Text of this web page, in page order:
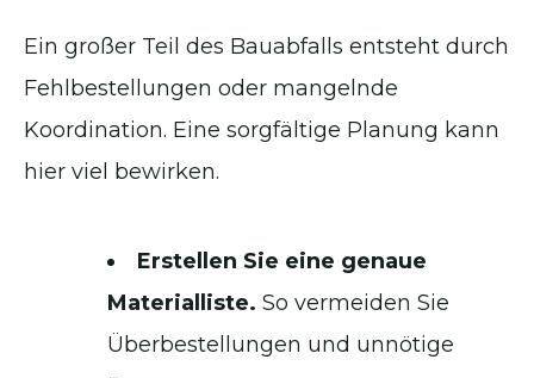
Ein großer Teil des Bauabfalls entsteht durch
Fehlbestellungen oder mangelnde
Koordination. Eine sorgfältige Planung kann
hier viel bewirken.
Erstellen Sie eine genaue
Materialliste. So vermeiden Sie
Überbestellungen und unnötige